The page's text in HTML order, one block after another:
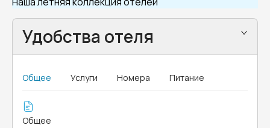
Удобства отеля
Общее Услуги Номера Питание
Общее